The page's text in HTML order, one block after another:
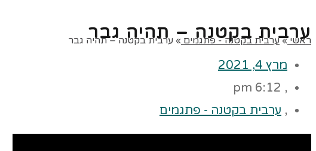
ראשי » ערבית בקטנה - פתגמים » ערבית בקטנה – תהיה גבר
ערבית בקטנה – תהיה גבר
מרץ 4, 2021
,
6:12 pm
, ערבית בקטנה - פתגמים